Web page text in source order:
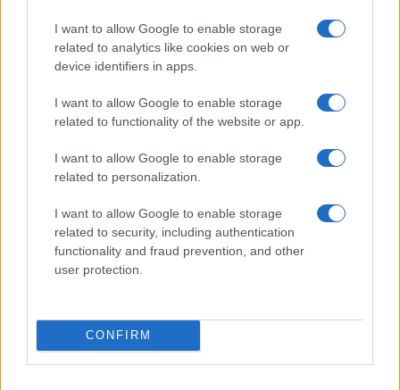
I want to allow Google to enable storage
related to analytics like cookies on web or
device identifiers in apps.
I want to allow Google to enable storage
related to functionality of the website or app.
I want to allow Google to enable storage
related to personalization.
I want to allow Google to enable storage
related to security, including authentication
functionality and fraud prevention, and other
user protection.
CONFIRM
Brent chute de 8,3% : les matières premières corrigent en août
Juliette Bernard · 7 Août 2026